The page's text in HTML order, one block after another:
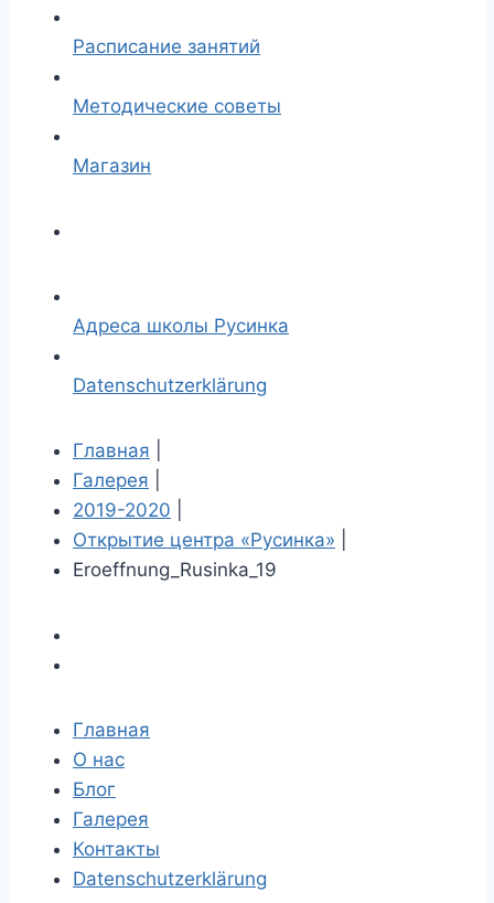
Расписание занятий
Методические советы
Магазин
Адреса школы Русинка
Datenschutzerklärung
Главная
Галерея
2019-2020
Открытие центра «Русинка»
Eroeffnung_Rusinka_19
Главная
О нас
Блог
Галерея
Контакты
Datenschutzerklärung